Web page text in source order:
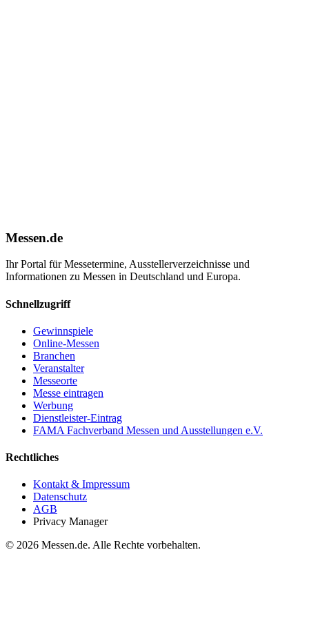
Messen.de
Ihr Portal für Messetermine, Ausstellerverzeichnisse und
Informationen zu Messen in Deutschland und Europa.
Schnellzugriff
Gewinnspiele
Online-Messen
Branchen
Veranstalter
Messeorte
Messe eintragen
Werbung
Dienstleister-Eintrag
FAMA Fachverband Messen und Ausstellungen e.V.
Rechtliches
Kontakt & Impressum
Datenschutz
AGB
Privacy Manager
© 2026 Messen.de. Alle Rechte vorbehalten.